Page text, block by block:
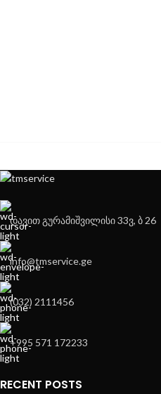
დავით გურამიშვილისი 33ვ, ბ 26
info@tmservice.ge
(032) 2111456
+995 571 172233
RECENT POSTS